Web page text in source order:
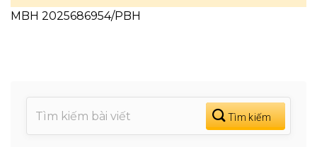
MBH 2025686954/PBH